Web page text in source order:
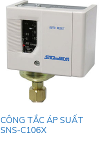
CÔNG TẮC ÁP SUẤT
SNS-C106X